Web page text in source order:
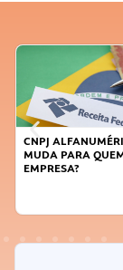
CNPJ
MUDA PARA
EMPRESA?